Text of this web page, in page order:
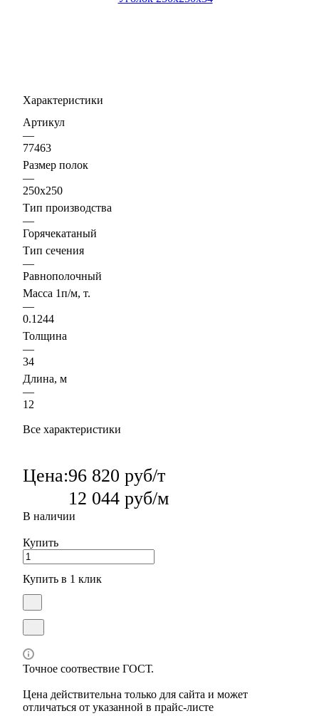
Характеристики
Артикул
—
77463
Размер полок
—
250х250
Тип производства
—
Горячекатаный
Тип сечения
—
Равнополочный
Масса 1п/м, т.
—
0.1244
Толщина
—
34
Длина, м
—
12
Все характеристики
Цена:96 820 руб/т
12 044 руб/м
В наличии
Купить
Купить в 1 клик
Точное соотвествие ГОСТ.
Цена действительна только для сайта и может
отличаться от указанной в прайс-листе